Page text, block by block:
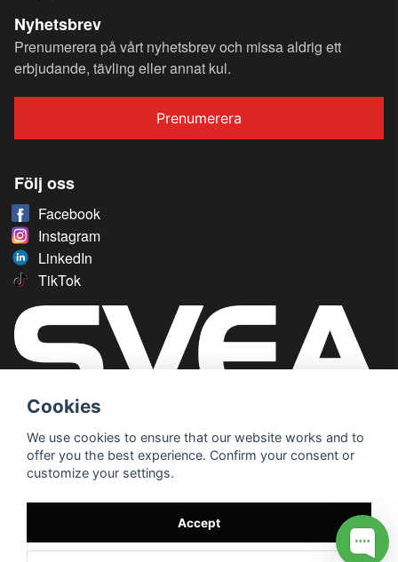
Nyhetsbrev
Prenumerera på vårt nyhetsbrev och missa aldrig ett
erbjudande, tävling eller annat kul.
Prenumerera
Följ oss
Facebook
Instagram
LinkedIn
TikTok
Cookies
We use cookies to ensure that our website works and to
offer you the best experience. Confirm your consent or
customize your settings.
Accept